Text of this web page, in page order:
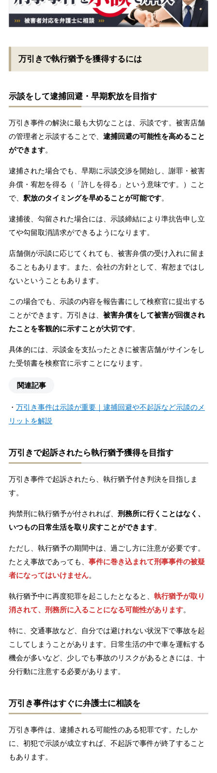
万引きで執行猶予を獲得するには
示談をして逮捕回避・早期釈放を目指す
万引き事件の解決に最も大切なことは、示談です。被害店舗
の管理者と示談することで、 逮捕回避の可能性を高めること
ができます。
逮捕された場合でも、早期に示談交渉を開始し、謝罪・被害
弁償・宥恕を得る（「許しを得る」という意味です。）こと
で、 釈放のタイミングを早めることが可能です。
逮捕後、勾留された場合には、示談締結により準抗告申し立
てや勾留取消請求ができるようになります。
店舗側が示談に応じてくれても、被害弁償の受け入れに留ま
ることもあります。また、会社の方針として、宥恕まではし
ないということもあります。
この場合でも、示談の内容を報告書にして検察官に提出する
ことができます。万引きは、 被害弁償をして被害が回復され
たことを客観的に示すことが大切です。
具体的には、示談金を支払ったときに被害店舗がサインをし
た受領書を検察官に示すことになります。
関連記事
・ 万引き事件は示談が重要｜逮捕回避や不起訴など示談のメ
リットを解説
万引きで起訴されたら執行猶予獲得を目指す
万引き事件で起訴されたら、執行猶予付き判決を目指しま
す。
拘禁刑に執行猶予が付されれば、 刑務所に行くことはなく、
いつもの日常生活を取り戻すことができます。
ただし、執行猶予の期間中は、過ごし方に注意が必要です。
たとえ事故であっても、 事件に巻き込まれて刑事事件の被疑
者になってはいけません。
執行猶予中に再度犯罪を起こしたとなると、 執行猶予が取り
消されて、刑務所に入ることになる可能性があります。
特に、交通事故など、自分では避けれない状況下で事故を起
こしてしまうことがあります。日常生活の中で車を運転する
機会が多いなど、少しでも事故のリスクがあるときには、十
分行動に注意する必要があります。
万引き事件はすぐに弁護士に相談を
万引き事件は、逮捕される可能性のある犯罪です。たしか
に、初犯で示談が成立すれば、不起訴で事件が終了すること
もあります。